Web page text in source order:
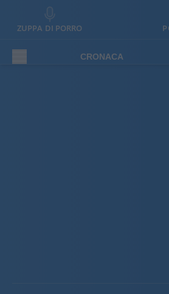
ZUPPA DI PORRO
CRONACA